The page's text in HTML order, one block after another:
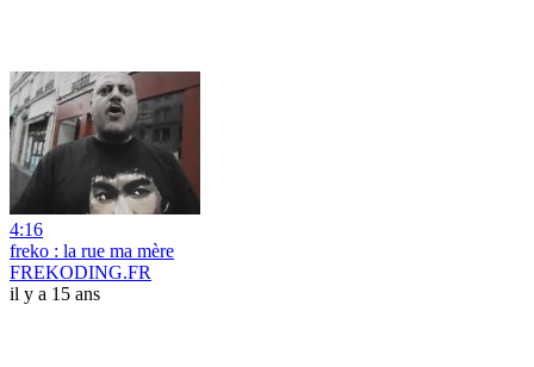
4:16
freko : la rue ma mère
FREKODING.FR
il y a 15 ans